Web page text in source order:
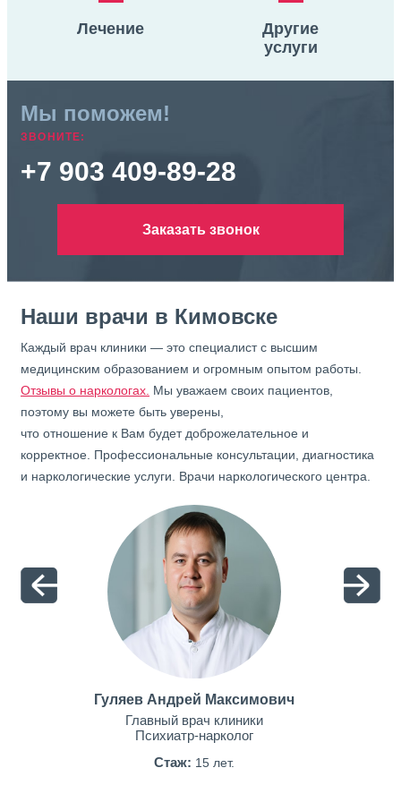
Лечение
Другие
услуги
Мы поможем!
ЗВОНИТЕ:
+7 903 409-89-28
Заказать звонок
Наши врачи в Кимовске
Каждый врач клиники — это специалист с высшим
медицинским образованием и огромным опытом работы.
Отзывы о наркологах. Мы уважаем своих пациентов,
поэтому вы можете быть уверены,
что отношение к Вам будет доброжелательное и
корректное. Профессиональные консультации, диагностика
и наркологические услуги. Врачи наркологического центра.
Гуляев Андрей Максимович
Главный врач клиники
Психиатр-нарколог
Стаж: 15 лет.